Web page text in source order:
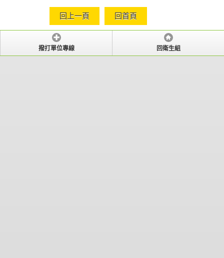
回上一頁 回首頁
撥打單位專線 回衛生組